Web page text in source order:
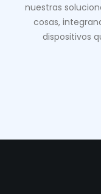
nuestras
cosas,
dispositivos